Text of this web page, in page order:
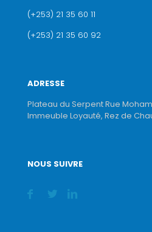
(+253) 21 35 60 11
(+253) 21 35 60 92
ADRESSE
Plateau du Serpent Rue
Immeuble Loyauté, Rez de
NOUS SUIVRE